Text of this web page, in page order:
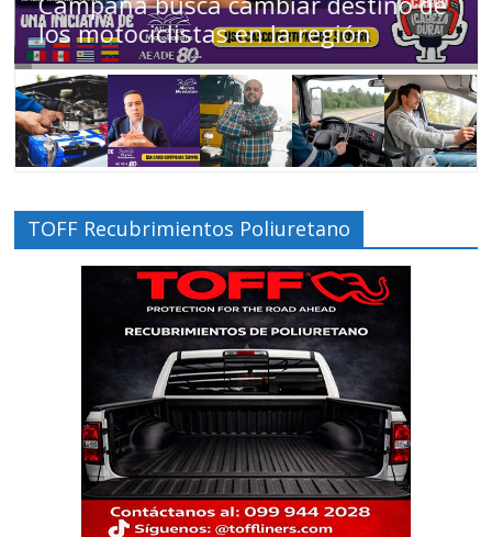
Ecuador en movimiento
TOFF Recubrimientos Poliuretano